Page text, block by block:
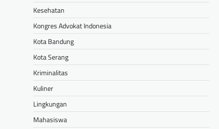
Kesehatan
Kongres Advokat Indonesia
Kota Bandung
Kota Serang
Kriminalitas
Kuliner
Lingkungan
Mahasiswa